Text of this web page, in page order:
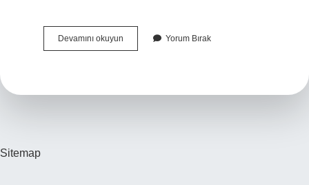
Devamını okuyun Şantiyede
Kim
Yorum Bırak
Sitemap